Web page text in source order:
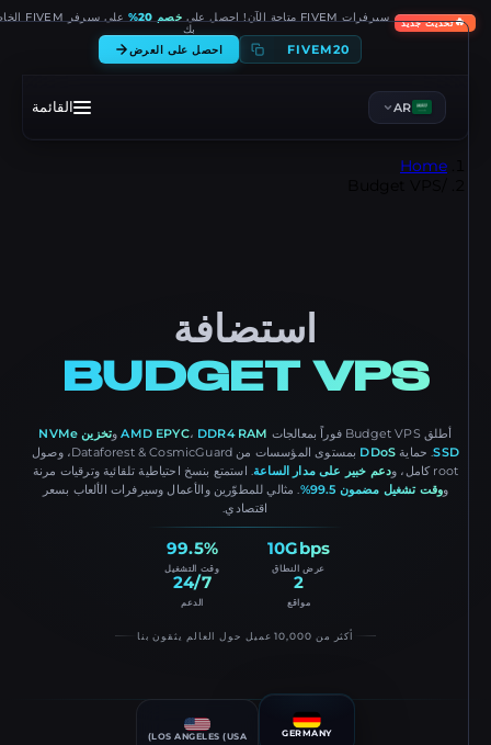
تحديث جديد سيرفرات FIVEM متاحة الآن! احصل على خصم 20%
على سيرفر FIVEM الخاص
FIVEM20 احصل على العرض
AR القائمة
Home
استضافة
BUDGET VPS
أطلق Budget VPS فوراً بمعالجات AMD EPYC،DDR4 RAM و
تخزين NVMe
. حماية DDoS
بمستوى المؤسسات من Dataforest & CosmicGuard، وصول
دعم خبير على مدار الساعة. استمتع بنسخ احتياطية تلقائية وترقيات مرنة
وقت تشغيل مضمون 99.5%
. مثالي للمطوّرين والأعمال وسيرفرات الألعاب بسعر
اقتصادي.
10Gbps
عرض النطاق
99.5%
وقت التشغيل
24/7
أكثر من 10,000 عميل حول العالم يثقون بنا
GERMANY
LOS ANGELES (USA)